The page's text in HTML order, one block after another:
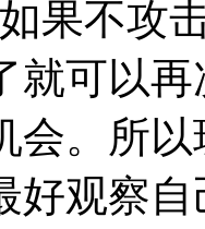
果不攻
就可以
会。所
好观察